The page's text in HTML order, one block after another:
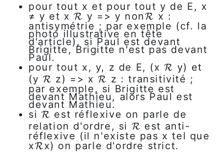
pour tout x et pour tout y de E, x
≠ y et xR
R y => y nonR
R x :
antisymétrie ; par exemple (cf. la
photo illustrative en tête
d'article), si Paul est devant
Brigitte, Brigitte n'est pas devant
Paul.
pour tout x, y, z de E, (xR
R y) et
(y R
R z) => xR
R z : transitivité ;
par exemple, si Brigitte est
devant Mathieu, alors Paul est
devant Mathieu.
si R
R est réflexive on parle de
relation d'ordre, si R
R est anti-
réflexive (il n'existe pas x tel que
xR
R x) on parle d'ordre strict.